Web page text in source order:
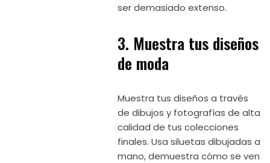
ser demasiado extenso.
3. Muestra tus diseños
de moda
Muestra tus diseños a través
de dibujos y fotografías de alta
calidad de tus colecciones
finales. Usa siluetas dibujadas a
mano, demuestra cómo se ven